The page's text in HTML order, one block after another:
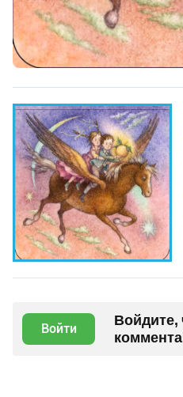
Войти
Войдите,